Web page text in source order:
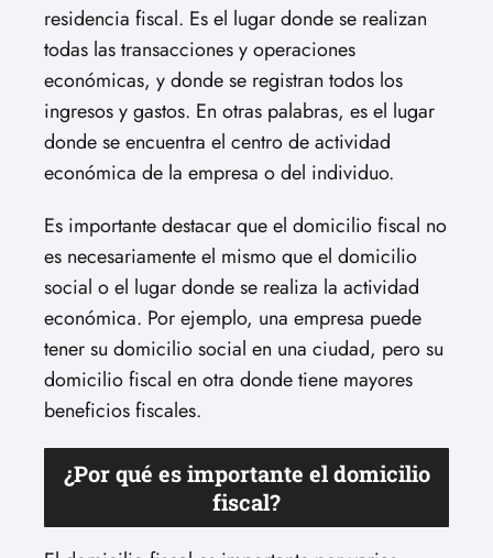
residencia fiscal. Es el lugar donde se realizan
todas las transacciones y operaciones
económicas, y donde se registran todos los
ingresos y gastos. En otras palabras, es el lugar
donde se encuentra el centro de actividad
económica de la empresa o del individuo.
Es importante destacar que el domicilio fiscal no
es necesariamente el mismo que el domicilio
social o el lugar donde se realiza la actividad
económica. Por ejemplo, una empresa puede
tener su domicilio social en una ciudad, pero su
domicilio fiscal en otra donde tiene mayores
beneficios fiscales.
¿Por qué es importante el domicilio
fiscal?